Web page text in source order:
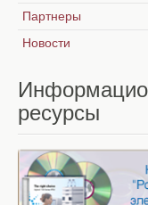
Партнеры
Новости
ресурсы